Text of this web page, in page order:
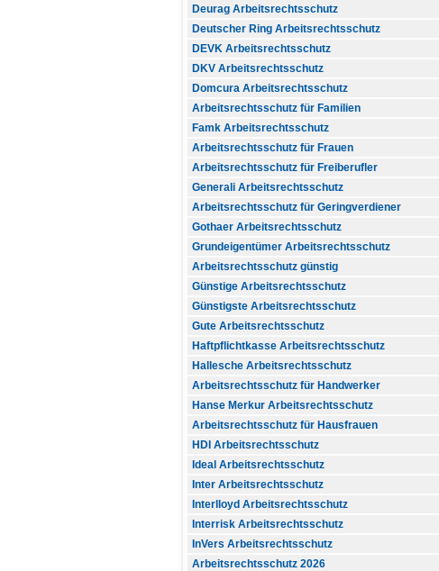
Deurag Arbeitsrechtsschutz
Deutscher Ring Arbeitsrechtsschutz
DEVK Arbeitsrechtsschutz
DKV Arbeitsrechtsschutz
Domcura Arbeitsrechtsschutz
Arbeitsrechtsschutz für Familien
Famk Arbeitsrechtsschutz
Arbeitsrechtsschutz für Frauen
Arbeitsrechtsschutz für Freiberufler
Generali Arbeitsrechtsschutz
Arbeitsrechtsschutz für Geringverdiener
Gothaer Arbeitsrechtsschutz
Grundeigentümer Arbeitsrechtsschutz
Arbeitsrechtsschutz günstig
Günstige Arbeitsrechtsschutz
Günstigste Arbeitsrechtsschutz
Gute Arbeitsrechtsschutz
Haftpflichtkasse Arbeitsrechtsschutz
Hallesche Arbeitsrechtsschutz
Arbeitsrechtsschutz für Handwerker
Hanse Merkur Arbeitsrechtsschutz
Arbeitsrechtsschutz für Hausfrauen
HDI Arbeitsrechtsschutz
Ideal Arbeitsrechtsschutz
Inter Arbeitsrechtsschutz
Interlloyd Arbeitsrechtsschutz
Interrisk Arbeitsrechtsschutz
InVers Arbeitsrechtsschutz
Arbeitsrechtsschutz 2026